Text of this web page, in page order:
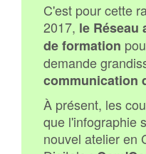
C'est pour cette
2017, le Réseau
de formation
demande
communication
À présent, les
que l'infographie
nouvel atelier en